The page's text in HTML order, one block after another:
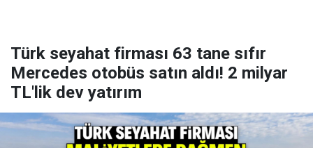
Türk seyahat firması 63 tane sıfır
Mercedes otobüs satın aldı! 2 milyar
TL'lik dev yatırım